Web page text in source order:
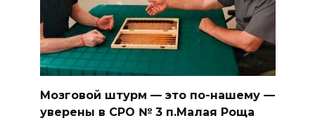
Мозговой штурм — это по-нашему —
уверены в СРО № 3 п.Малая Роща